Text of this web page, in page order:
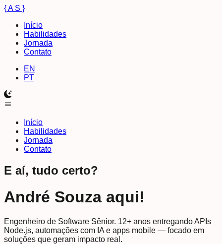
{A S }
Início
Habilidades
Jornada
Contato
EN
PT
Início
Habilidades
Jornada
Contato
E aí, tudo certo?
André Souza aqui!
Engenheiro de Software Sênior. 12+ anos entregando APIs
Node.js, automações com IA e apps mobile — focado em
soluções que geram impacto real.